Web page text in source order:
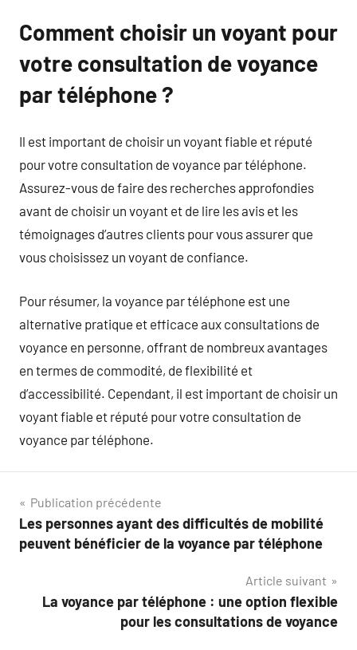
Comment choisir un voyant pour
votre consultation de voyance
par téléphone ?
Il est important de choisir un voyant fiable et réputé
pour votre consultation de voyance par téléphone.
Assurez-vous de faire des recherches approfondies
avant de choisir un voyant et de lire les avis et les
témoignages d’autres clients pour vous assurer que
vous choisissez un voyant de confiance.
Pour résumer, la voyance par téléphone est une
alternative pratique et efficace aux consultations de
voyance en personne, offrant de nombreux avantages
en termes de commodité, de flexibilité et
d’accessibilité. Cependant, il est important de choisir un
voyant fiable et réputé pour votre consultation de
voyance par téléphone.
Navigation
de
Publication précédente
Les personnes ayant des difficultés de mobilité
peuvent bénéficier de la voyance par téléphone
Article suivant
La voyance par téléphone : une option flexible
pour les consultations de voyance